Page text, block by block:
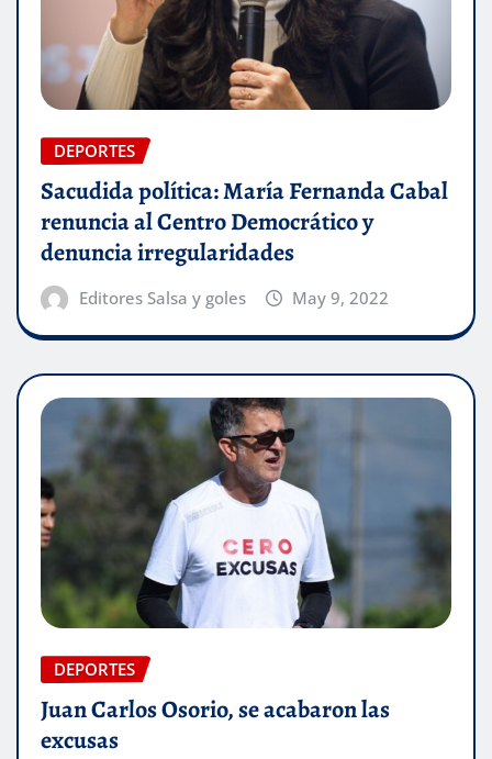
DEPORTES
Sacudida política: María Fernanda Cabal
renuncia al Centro Democrático y
denuncia irregularidades
Editores Salsa y goles May 9, 2022
DEPORTES
Juan Carlos Osorio, se acabaron las
excusas